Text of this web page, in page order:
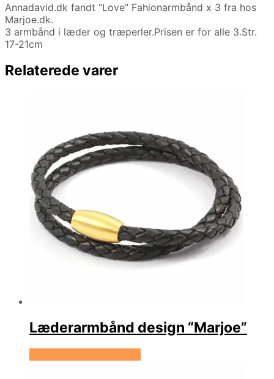
Annadavid.dk fandt “Love” Fahionarmbånd x 3 fra hos
Marjoe.dk.
3 armbånd i læder og træperler.Prisen er for alle 3.Str.
17-21cm
Relaterede varer
Læderarmbånd design “Marjoe”